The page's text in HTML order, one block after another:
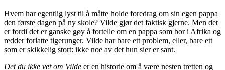
Hvem har egentlig lyst til å måtte holde foredrag om sin egen pappa
den første dagen på ny skole? Vilde gjør det faktisk gjerne. Men det
er fordi det er ganske gøy å fortelle om en pappa som bor i Afrika og
redder forlatte tigerunger. Vilde har bare ett problem, eller, bare ett
som er skikkelig stort: ikke noe av det hun sier er sant.
Det du ikke vet om Vilde er en historie om å være nesten tretten og